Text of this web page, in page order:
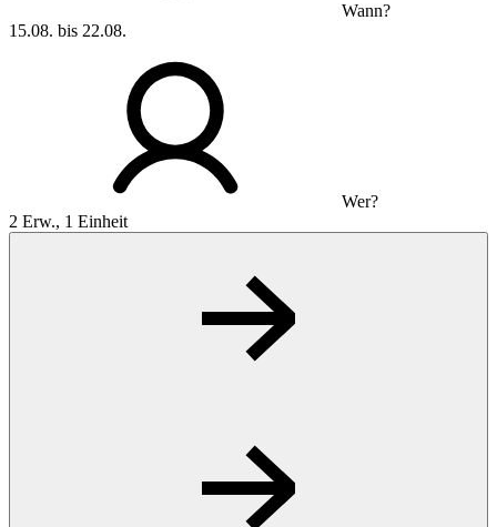
Wann?
15.08. bis 22.08.
Wer?
2 Erw., 1 Einheit